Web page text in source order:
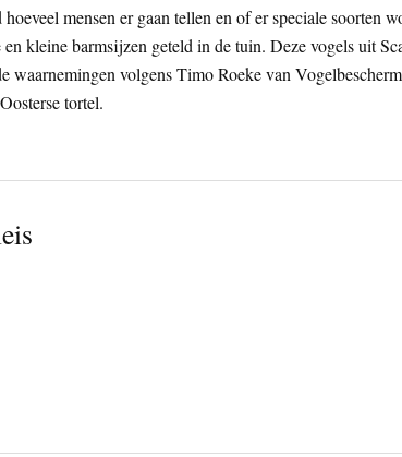
mensen er gaan tellen en of er speciale soorten
kleine barmsijzen geteld in de tuin. Deze vogels uit
waarnemingen volgens Timo Roeke van
tortel.